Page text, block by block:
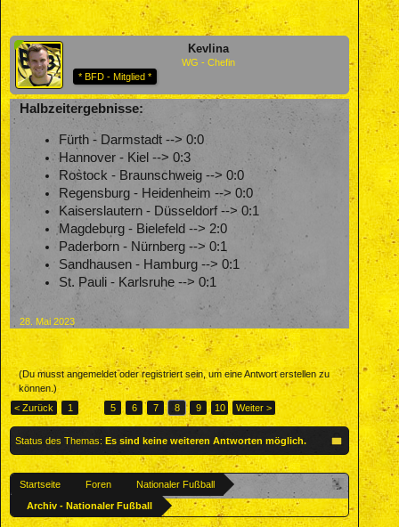
Kevlina
WG - Chefin
* BFD - Mitglied *
Halbzeitergebnisse:
Fürth - Darmstadt --> 0:0
Hannover - Kiel --> 0:3
Rostock - Braunschweig --> 0:0
Regensburg - Heidenheim --> 0:0
Kaiserslautern - Düsseldorf --> 0:1
Magdeburg - Bielefeld --> 2:0
Paderborn - Nürnberg --> 0:1
Sandhausen - Hamburg --> 0:1
St. Pauli - Karlsruhe --> 0:1
28. Mai 2023
(Du musst angemeldet oder registriert sein, um eine Antwort erstellen zu
können.)
< Zurück
1 ← 5 6 7 8 9 10 Weiter >
Status des Themas: Es sind keine weiteren Antworten möglich.
Startseite Foren
Nationaler Fußball
Archiv - Nationaler Fußball